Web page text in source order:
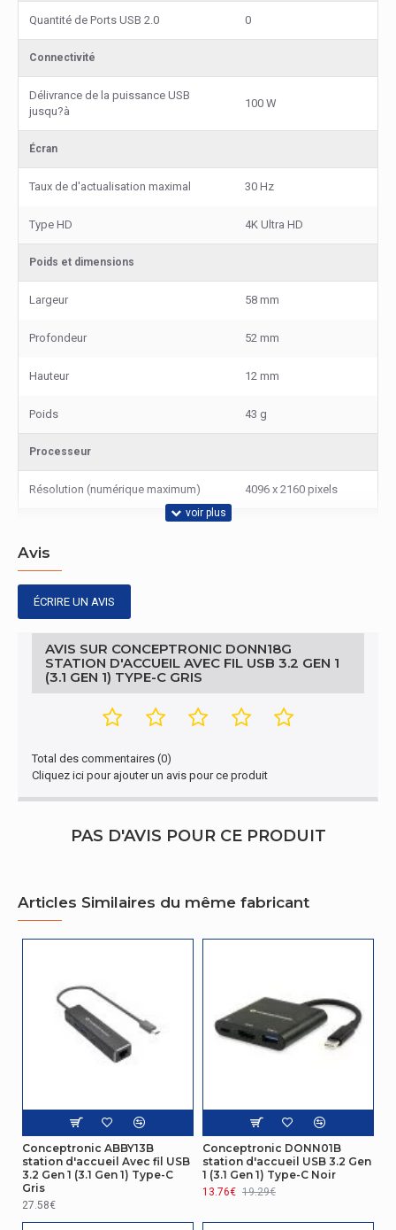
Quantité de Ports USB 2.0 0
Connectivité
Délivrance de la puissance USB
jusqu?à
100 W
Écran
Taux de d'actualisation maximal 30 Hz
Type HD 4K Ultra HD
Poids et dimensions
Largeur 58 mm
Profondeur 52 mm
Hauteur 12 mm
Poids 43 g
Processeur
Résolution (numérique maximum) 4096 x 2160 pixels
Connectivité
Quantité de ports HDMI 1
Sortie de casque 0
Interface de l'hôte
USB 3.2 Gen 1 (3.1 Gen
Autres caractéristiques
Nom du produit DONN18G
Entrée jack microphone Non
Profondeur de l'emballage 182 mm
Hauteur de l'emballage 17 mm
Poids du paquet
Avis
ÉCRIRE UN AVIS
AVIS SUR CONCEPTRONIC DONN18G
STATION D'ACCUEIL AVEC FIL USB 3.2 GEN 1
(3.1 GEN 1) TYPE-C GRIS
Total des commentaires (0)
Cliquez ici pour ajouter un avis pour ce produit
PAS D'AVIS POUR CE PRODUIT
Articles Similaires du même fabricant
Conceptronic ABBY13B
station d'accueil Avec fil USB
3.2 Gen 1 (3.1 Gen 1) Type-C
Gris
27.58€
Conceptronic DONN01B
station d'accueil USB 3.2 Gen
1 (3.1 Gen 1) Type-C Noir
13.76€ 19.29€